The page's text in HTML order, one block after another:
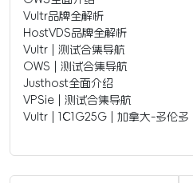
Vultr品牌全解析
HostVDS品牌全解析
Vultr | 测试合集导航
OWS | 测试合集导航
Justhost全面介绍
VPSie | 测试合集导航
Vultr | 1C1G25G | 加拿大-多伦多